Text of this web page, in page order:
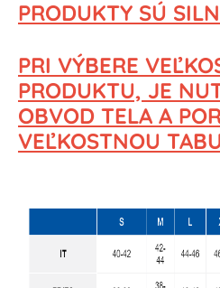
PRODUKTY SÚ
PRI VÝBERE
PRODUKTU, JE
OBVOD TELA A
VEĽKOSTNOU